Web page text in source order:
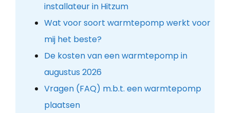
installateur in Hitzum
Wat voor soort warmtepomp werkt voor
mij het beste?
De kosten van een warmtepomp in
augustus 2026
Vragen (FAQ) m.b.t. een warmtepomp
plaatsen